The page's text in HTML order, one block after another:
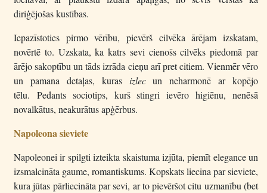
diriģējošas kustības.
Iepazīstoties pirmo vērību, pievērš cilvēka ārējam izskatam,
novērtē to. Uzskata, ka katrs sevi cienošs cilvēks piedomā par
ārējo sakoptību un tāds izrāda cieņu arī pret citiem. Vienmēr vēro
un pamana detaļas, kuras izlecun neharmonē ar kopējo
tēlu. Pedants sociotips, kurš stingri ievēro higiēnu, nenēsā
novalkātus, neakurātus apģērbus.
Napoleona sieviete
Napoleonei ir spilgti izteikta skaistuma izjūta, piemīt elegance un
izsmalcināta gaume, romantiskums. Kopskats liecina par sieviete,
kura jūtas pārliecināta par sevi, ar to pievēršot citu uzmanību (bet